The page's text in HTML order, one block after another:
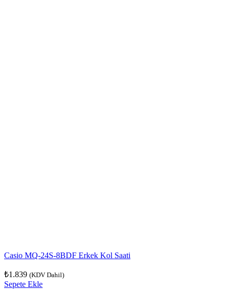
Casio MQ-24S-8BDF Erkek Kol Saati
₺1.839 (KDV Dahil)
Sepete Ekle